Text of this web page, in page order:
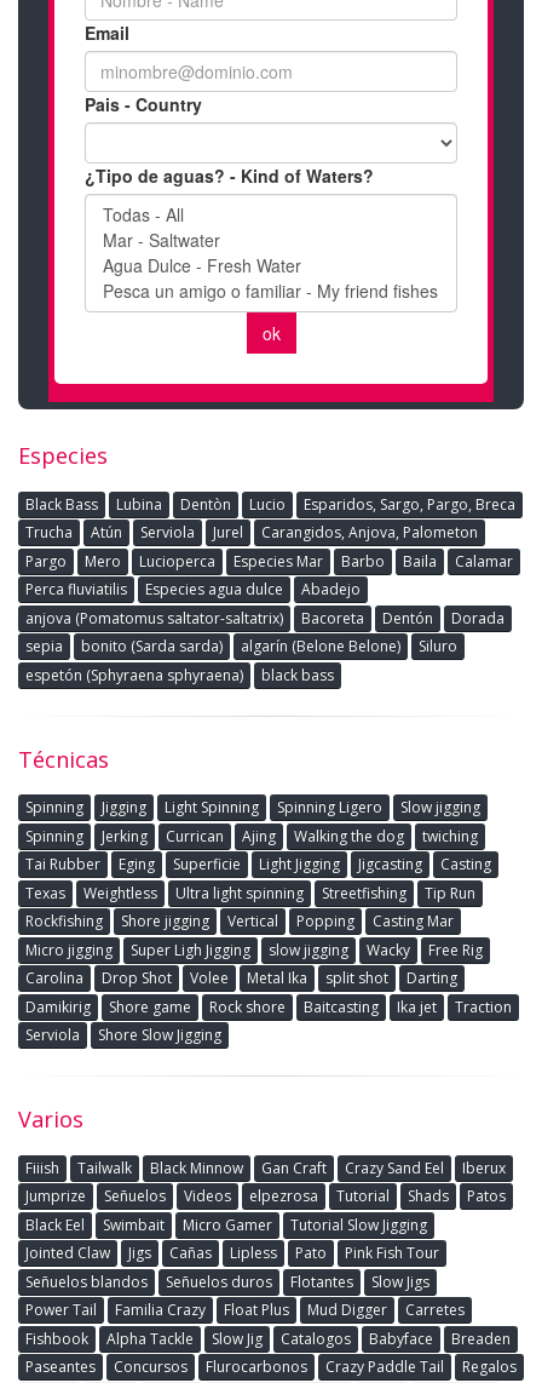
Especies
Black Bass Lubina Dentòn Lucio
Esparidos, Sargo, Pargo, Breca
Trucha
Atún Serviola Jurel
Carangidos, Anjova, Palometon
Pargo
Mero Lucioperca Especies Mar Barbo Baila
Calamar
Perca fluviatilis
Especies agua dulce
Abadejo
anjova (Pomatomus saltator-saltatrix)
Bacoreta Dentón
Dorada
sepia
bonito (Sarda sarda) algarín (Belone Belone)
Siluro
espetón (Sphyraena sphyraena)
black bass
Técnicas
Spinning Jigging Light Spinning Spinning Ligero
Slow jigging
Spinning
Jerking Currican Ajing Walking the dog
twiching
Tai Rubber
Eging Superficie Light Jigging Jigcasting
Casting
Texas
Weightless Ultra light spinning Streetfishing
Tip Run
Rockfishing
Shore jigging Vertical Popping
Casting Mar
Micro jigging
Super Ligh Jigging slow jigging Wacky
Free Rig
Carolina
Drop Shot Volee Metal Ika split shot
Darting
Damikirig
Shore game Rock shore Baitcasting Ika jet
Traction
Serviola
Shore Slow Jigging
Varios
Fiiish Tailwalk Black Minnow Gan Craft Crazy Sand Eel
Iberux
Jumprize
Señuelos Videos elpezrosa Tutorial Shads
Patos
Black Eel
Swimbait Micro Gamer
Tutorial Slow Jigging
Jointed Claw
Jigs Cañas Lipless Pato
Pink Fish Tour
Señuelos blandos
Señuelos duros Flotantes
Slow Jigs
Power Tail
Familia Crazy Float Plus Mud Digger
Carretes
Fishbook
Alpha Tackle Slow Jig Catalogos Babyface
Breaden
Paseantes
Concursos Flurocarbonos Crazy Paddle Tail
Regalos